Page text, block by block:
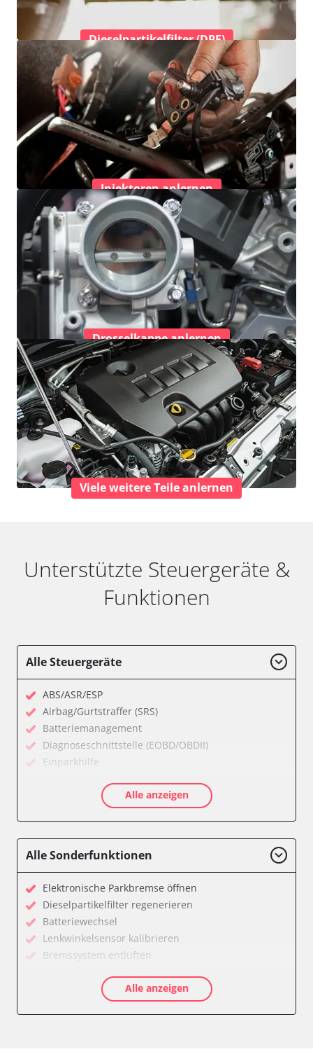
Dieselpartikelfilter (DPF)
Injektoren anlernen
Drosselkappe anlernen
Viele weitere Teile anlernen
Unterstützte Steuergeräte &
Funktionen
Alle Steuergeräte
ABS/ASR/ESP
Airbag/Gurtstraffer (SRS)
Batteriemanagement
Diagnoseschnittstelle (EOBD/OBDII)
Einparkhilfe
Feststellbremse (EPB / SBC)
Klimaanlage
Lenkradelektronik
Lenkradwinkel-Sensor
Leuchtweitenregulierung (LWR)
Medienplayer 3
Motorsteuerung (EMS)
Multifunktionslenkrad
Navigationssystem
Radio
Alle anzeigen
Alle Sonderfunktionen
Elektronische Parkbremse öffnen
Dieselpartikelfilter regenerieren
Batteriewechsel
Lenkwinkelsensor kalibrieren
Bremssystem entlüften
AGR Ventil anlernen
Luftmassenmesser anlernen
Alle anzeigen